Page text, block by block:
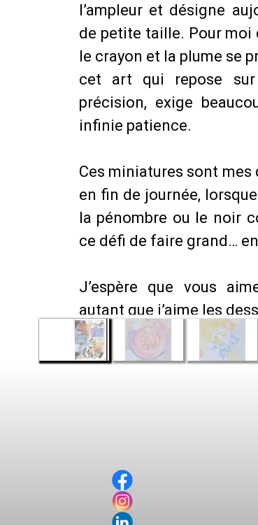
l’ampleur et désigne
de petite taille. Pour moi
le crayon et la plume se
cet art qui repose sur
précision, exige
infinie patience.
Ces miniatures sont mes
en fin de journée,
la pénombre ou le noir
ce défi de faire grand…
J’espère que vous
autant que j’aime les